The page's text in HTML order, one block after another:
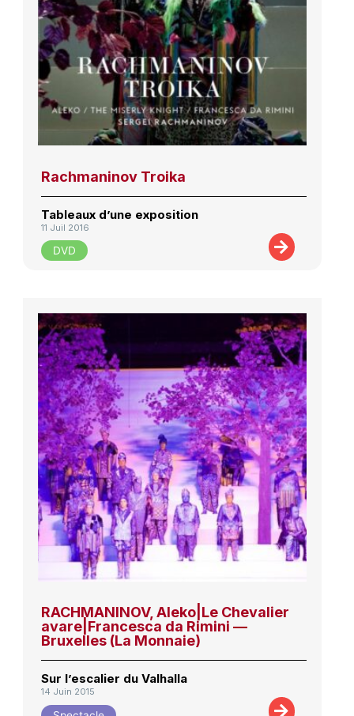
Rachmaninov Troika
Tableaux d’une exposition
11 Juil 2016
DVD
RACHMANINOV, Aleko|Le Chevalier
avare|Francesca da Rimini —
Bruxelles (La Monnaie)
Sur l’escalier du Valhalla
14 Juin 2015